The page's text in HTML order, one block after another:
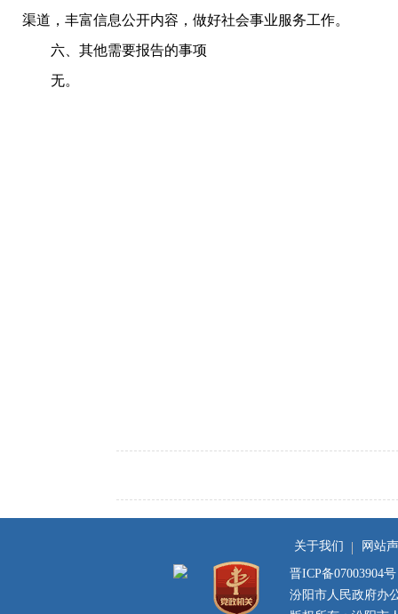
渠道，丰富信息公开内容，做好社会事业服务工作。
六、其他需要报告的事项
无。
关于我们 网站
晋ICP备07003904号
汾阳市人民政府办